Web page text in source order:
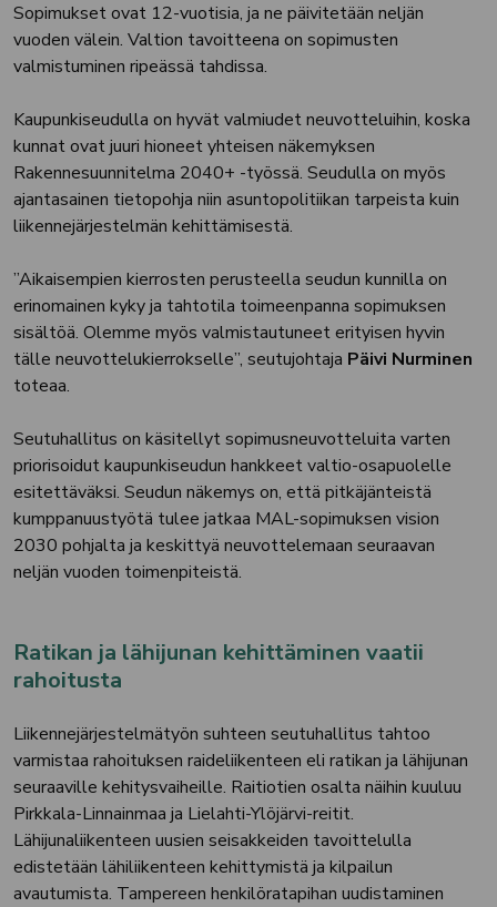
Sopimukset ovat 12-vuotisia, ja ne päivitetään neljän
vuoden välein. Valtion tavoitteena on sopimusten
valmistuminen ripeässä tahdissa.
Kaupunkiseudulla on hyvät valmiudet neuvotteluihin, koska
kunnat ovat juuri hioneet yhteisen näkemyksen
Rakennesuunnitelma 2040+ -työssä. Seudulla on myös
ajantasainen tietopohja niin asuntopolitiikan tarpeista kuin
liikennejärjestelmän kehittämisestä.
”Aikaisempien kierrosten perusteella seudun kunnilla on
erinomainen kyky ja tahtotila toimeenpanna sopimuksen
sisältöä. Olemme myös valmistautuneet erityisen hyvin
tälle neuvottelukierrokselle”, seutujohtaja Päivi Nurminen
toteaa.
Seutuhallitus on käsitellyt sopimusneuvotteluita varten
priorisoidut kaupunkiseudun hankkeet valtio-osapuolelle
esitettäväksi. Seudun näkemys on, että pitkäjänteistä
kumppanuustyötä tulee jatkaa MAL-sopimuksen vision
2030 pohjalta ja keskittyä neuvottelemaan seuraavan
neljän vuoden toimenpiteistä.
Ratikan ja lähijunan kehittäminen vaatii
rahoitusta
Liikennejärjestelmätyön suhteen seutuhallitus tahtoo
varmistaa rahoituksen raideliikenteen eli ratikan ja lähijunan
seuraaville kehitysvaiheille. Raitiotien osalta näihin kuuluu
Pirkkala-Linnainmaa ja Lielahti-Ylöjärvi-reitit.
Lähijunaliikenteen uusien seisakkeiden tavoittelulla
edistetään lähiliikenteen kehittymistä ja kilpailun
avautumista. Tampereen henkilöratapihan uudistaminen